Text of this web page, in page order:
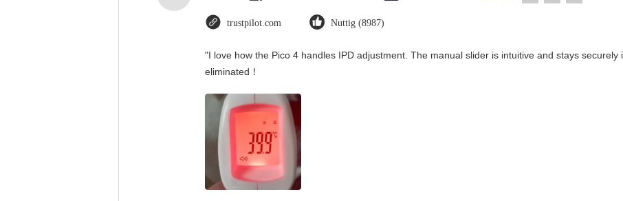
trustpilot.com Nuttig (8987)
"I love how the Pico 4 handles IPD adjustment. The manual slider is intuitive and stays
eliminated！